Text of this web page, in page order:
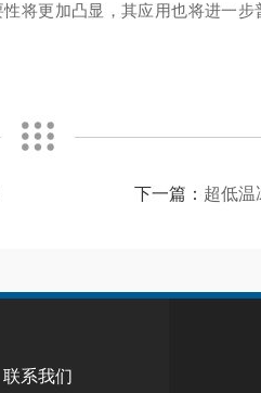
将更加凸显，其应用也将进一
下一篇： 超低温
联系我们